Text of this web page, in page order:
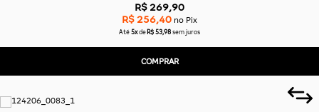
R$ 269,90
R$ 256,40 no Pix
Até 5x de R$ 53,98 sem juros
COMPRAR